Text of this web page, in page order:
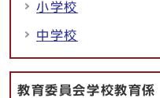
小学校
中学校
教育委員会学校教育係